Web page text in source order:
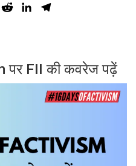
Email RedditLinkedIn
FII की कवरेज पढ़ें